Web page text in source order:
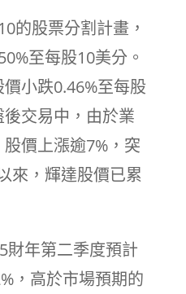
的股票分割計畫，
至每股10美分。
小跌0.46%至每股
交易中，由於業
價上漲逾7%，突
來，輝達股價已累
財年第二季度預計
，高於市場預期的